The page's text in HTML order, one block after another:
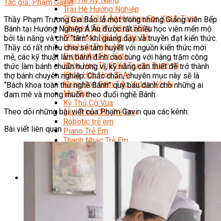
Trại Hè Hướng Nghiệp
Chuyên Đề Á Âu Kitchen For Kid & Teen
Chuyên Đề Kỹ Năng Sống
Khóa Học Nấu Ăn Cho Bé
Hội Họa Thiếu Nhi
Digital Art For Kids
Khóa Học Thiết Kế Truyện Tranh Ai
Khóa Học Họa Sĩ Ai
Khóa Học Biên Tập Video Với Ai
Mc Nhí
Kỳ Thủ Cờ Vua
Lập Trình Cho Trẻ Em
Robotic trẻ em
Piano Trẻ Em
Thanh Nhạc Trẻ Em
Sơ Cấp Cứu Cho Trẻ Em
Toán Tư Duy
Bếp Gia Đình
Trung Cấp CET
Kỹ Thuật Chế Biến Món Ăn
Kỹ Thuật Làm Bánh
Kỹ Thuật Pha Chế Đồ Uống
Quản Trị Khách Sạn
Tác giả: Phạm Gavin
Thầy Phạm Trương Gia Bảo là một trong những Giảng viên Bếp
Bánh tại Hướng Nghiệp Á Âu được rất nhiều học viên mến mộ
bởi tài năng và chữ “tâm” khi giảng dạy và truyền đạt kiến thức.
Thầy có rất nhiều chia sẻ tâm huyết với nguồn kiến thức mới
mẻ, các kỹ thuật làm bánh đỉnh cao cùng với hàng trăm công
thức làm bánh chuẩn hương vị, kỹ năng cần thiết để trở thành
thợ bánh chuyên nghiệp. Chắc chắn, chuyên mục này sẽ là
“Bách khoa toàn thư nghề Bánh” quý báu dành cho những ai
đam mê và mong muốn theo đuổi nghề Bánh.
Theo dõi những bài viết của Phạm Gavin qua các kênh:
Bài viết liên quan